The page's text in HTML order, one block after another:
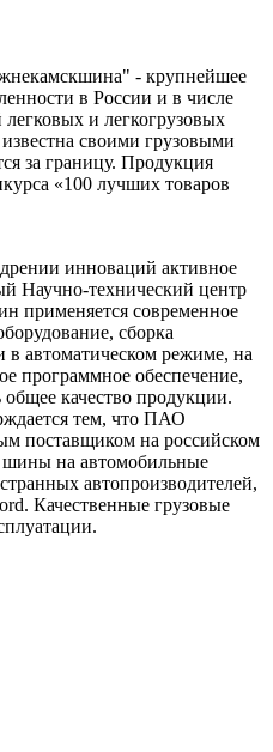
- крупнейшее
в России и в числе
и легкогрузовых
своими грузовыми
за границу. Продукция
«100 лучших товаров
инноваций активное
Научно-технический центр
применяется современное
сборка
в автоматическом режиме, на
программное обеспечение,
качество продукции.
тем, что ПАО
поставщиком на российском
на автомобильные
автопроизводителей,
Качественные грузовые